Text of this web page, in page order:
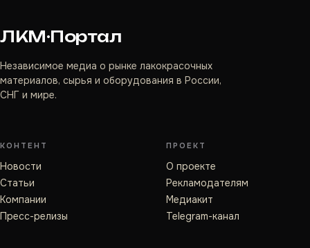
ЛКМ·Портал
Независимое медиа о рынке лакокрасочных
материалов, сырья и оборудования в России,
СНГ и мире.
КОНТЕНТ
Новости
Статьи
Компании
Пресс-релизы
ПРОЕКТ
О проекте
Рекламодателям
Медиакит
Telegram-канал